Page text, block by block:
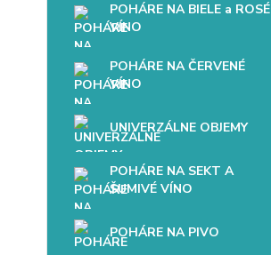
POHÁRE NA BIELE a ROSÉ
VÍNO
POHÁRE NA ČERVENÉ
VÍNO
UNIVERZÁLNE OBJEMY
POHÁRE NA SEKT A
ŠUMIVÉ VÍNO
POHÁRE NA PIVO